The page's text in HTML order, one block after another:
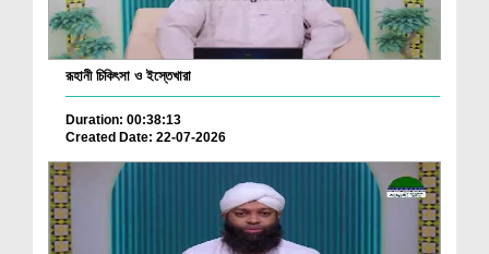
রূহানী চিকিৎসা ও ইস্তেখারা
Duration: 00:38:13
Created Date: 22-07-2026